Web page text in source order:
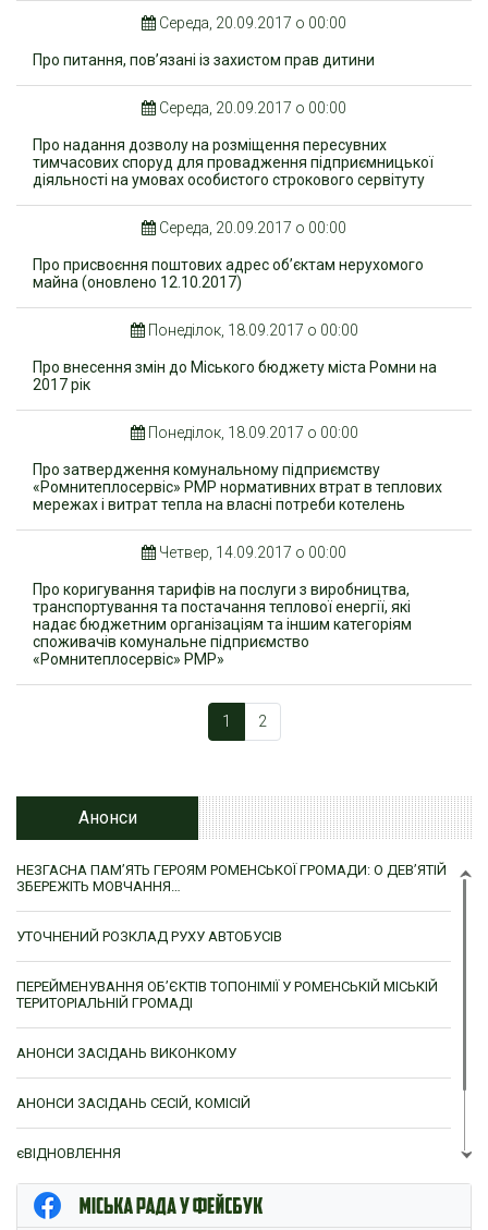
Середа, 20.09.2017 о 00:00
Про питання, пов’язані із захистом прав дитини
Середа, 20.09.2017 о 00:00
Про надання дозволу на розміщення пересувних
тимчасових споруд для провадження підприємницької
діяльності на умовах особистого строкового сервітуту
Середа, 20.09.2017 о 00:00
Про присвоєння поштових адрес об’єктам нерухомого
майна (оновлено 12.10.2017)
Понеділок, 18.09.2017 о 00:00
Про внесення змін до Міського бюджету міста Ромни на
2017 рік
Понеділок, 18.09.2017 о 00:00
Про затвердження комунальному підприємству
«Ромнитеплосервіс» РМР нормативних втрат в теплових
мережах і витрат тепла на власні потреби котелень
Четвер, 14.09.2017 о 00:00
Про коригування тарифів на послуги з виробництва,
транспортування та постачання теплової енергії, які
надає бюджетним організаціям та іншим категоріям
споживачів комунальне підприємство
«Ромнитеплосервіс» РМР»
1 2
Анонси
НЕЗГАСНА ПАМ’ЯТЬ ГЕРОЯМ РОМЕНСЬКОЇ ГРОМАДИ: О ДЕВ’ЯТІЙ
ЗБЕРЕЖІТЬ МОВЧАННЯ…
УТОЧНЕНИЙ РОЗКЛАД РУХУ АВТОБУСІВ
ПЕРЕЙМЕНУВАННЯ ОБ’ЄКТІВ ТОПОНІМІЇ У РОМЕНСЬКІЙ МІСЬКІЙ
ТЕРИТОРІАЛЬНІЙ ГРОМАДІ
АНОНСИ ЗАСІДАНЬ ВИКОНКОМУ
АНОНСИ ЗАСІДАНЬ СЕСІЙ, КОМІСІЙ
єВІДНОВЛЕННЯ
ЦНАП м. Ромни